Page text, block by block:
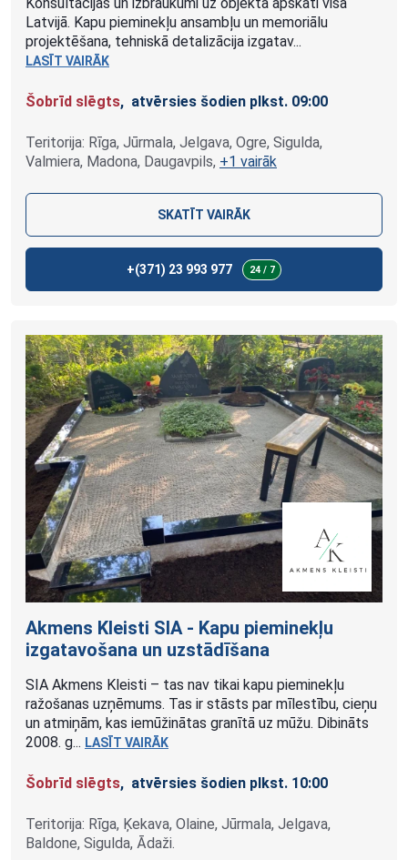
Latvijā. Kapu pieminekļu ansambļu un memoriālu
projektēšana, tehniskā detalizācija izgatav...
LASĪT VAIRĀK
Šobrīd slēgts, atvērsies šodien plkst. 09:00
Teritorija: Rīga, Jūrmala, Jelgava, Ogre, Sigulda,
Valmiera, Madona, Daugavpils, +1 vairāk
SKATĪT VAIRĀK
+(371) 23 993 977 24 / 7
Akmens Kleisti SIA - Kapu pieminekļu
izgatavošana un uzstādīšana
SIA Akmens Kleisti – tas nav tikai kapu pieminekļu
ražošanas uzņēmums. Tas ir stāsts par mīlestību, cieņu
un atmiņām, kas iemūžinātas granītā uz mūžu. Dibināts
2008. g... LASĪT VAIRĀK
Šobrīd slēgts, atvērsies šodien plkst. 10:00
Teritorija: Rīga, Ķekava, Olaine, Jūrmala, Jelgava,
Baldone, Sigulda, Ādaži.